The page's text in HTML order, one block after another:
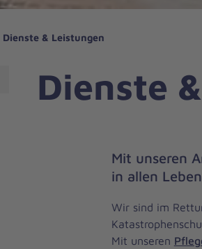
Dienste & Leistungen
Dienste
Mit unseren
in allen
Wir sind im
Mit unseren